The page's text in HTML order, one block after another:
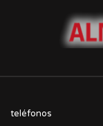
teléfonos